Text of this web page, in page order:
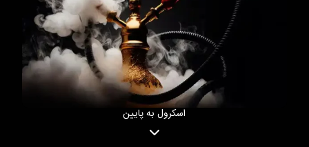
اسکرول به پایین